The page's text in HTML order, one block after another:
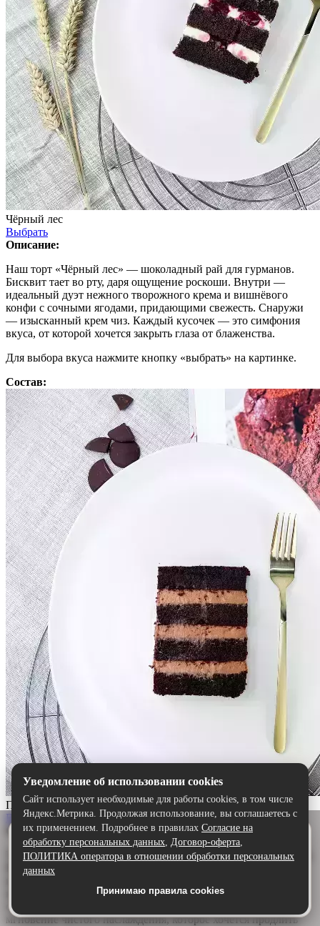
Чёрный лес
Выбрать
Описание:
Наш торт «Чёрный лес» — шоколадный рай для гурманов.
Бисквит тает во рту, даря ощущение роскоши. Внутри —
идеальный дуэт нежного творожного крема и вишнёвого
конфи с сочными ягодами, придающими свежесть. Снаружи
— изысканный крем чиз. Каждый кусочек — это симфония
вкуса, от которой хочется закрыть глаза от блаженства.
Для выбора вкуса нажмите кнопку «выбрать» на картинке.
Состав:
Прага
Выбрать
Описание:
Торт «Прага» — шоколадный шедевр для истинных гурманов.
Воздушный бисквит, щедро пропитанный ароматным
нежный сливочно-шоколадный крем обволакивает язык,
создавая идеальную гармонию. Каждый кусочек — это
мгновение чистого наслаждения, которое хочется продлить
Удобнее в приложении
Скачайте приложение — быстрее и комфортнее,
чем через сайт.
Скачать в Google Play
Уведомление об использовании cookies
Сайт использует необходимые для работы cookies, в том числе
Яндекс.Метрика. Продолжая использование, вы соглашаетесь с
их применением. Подробнее в правилах Согласие на
обработку персональных данных, Договор-оферта,
ПОЛИТИКА оператора в отношении обработки персональных
данных
Принимаю правила cookies